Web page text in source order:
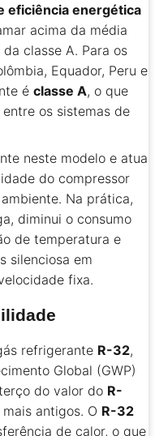
eficiência energética
acima da média
classe A. Para os
Equador, Peru e
é classe A, o que
os sistemas de
neste modelo e atua
do compressor
Na prática,
diminui o consumo
de temperatura e
silenciosa em
fixa.
refrigerante R-32,
Global (GWP)
do valor do R-
antigos. O R-32
de calor, o que